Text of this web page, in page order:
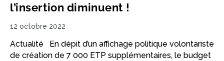
l’insertion diminuent !
12 octobre 2022
Actualité En dépit d’un affichage politique volontariste
de création de 7 000 ETP supplémentaires, le budget